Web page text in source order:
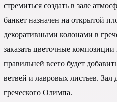
стремиться создать в зале
банкет назначен на открытой
декоративными колонами в
заказать цветочные
правильней всего будет
ветвей и лавровых листьев. Зал
греческого Олимпа.